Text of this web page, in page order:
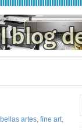
bellas artes, fine art,